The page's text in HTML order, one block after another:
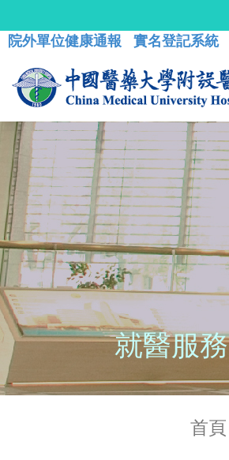
院外單位健康通報 實名登記系統
就醫服務
首頁